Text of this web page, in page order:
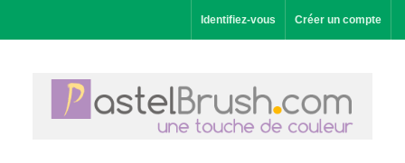
Identifiez-vous Créer un compte